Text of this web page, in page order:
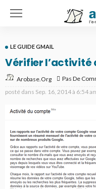
LE GUIDE GMAIL
Vérifier l’activité
Arobase.org
Pas De
posté dans Sep. 16, 2014 à 6:54